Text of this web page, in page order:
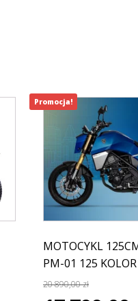
MOTOCYKL
PM-01 125
20 890,00zł
Pierwotna
Promocja!